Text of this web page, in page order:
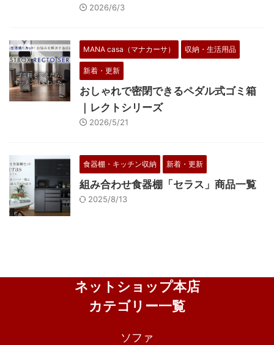
2026/6/3
MANA casa（マナカーサ） 収納・生活用品
新着・更新
おしゃれで密閉できるペダル式ゴミ箱
｜レクトシリーズ
2026/5/21
食器棚・キッチン収納 新着・更新
組み合わせ食器棚「セラス」商品一覧
2025/8/13
ネットショップ本店
カテゴリー一覧
ソファ